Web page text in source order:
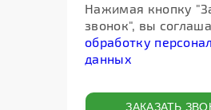
Нажимая кнопку
звонок", вы
обработку
данных